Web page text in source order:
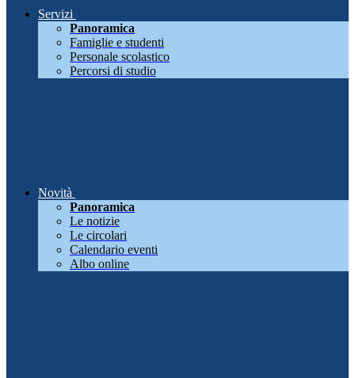
Servizi
Panoramica
Famiglie e studenti
Personale scolastico
Percorsi di studio
Novità
Panoramica
Le notizie
Le circolari
Calendario eventi
Albo online